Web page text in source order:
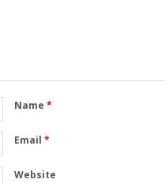
Name *
Email *
Website